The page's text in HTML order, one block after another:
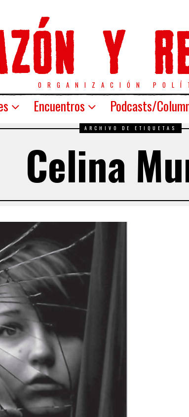
ORGANIZACIÓN
Encuentros Podcasts/
ARCHIVO DE ETIQUETAS
Celina